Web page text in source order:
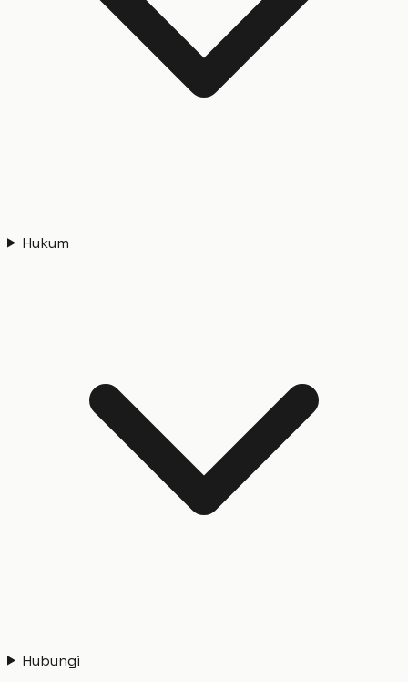
Hukum
Hubungi